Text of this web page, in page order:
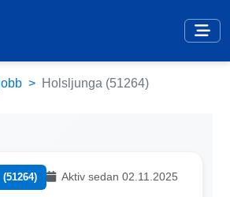
Holsljunga (51264)
(51264) Aktiv sedan 02.11.2025